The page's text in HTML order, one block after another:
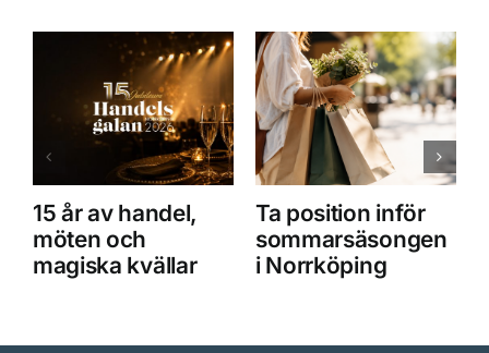
15 år av handel,
möten och
magiska kvällar
Ta position inför
sommarsäsongen
i Norrköping